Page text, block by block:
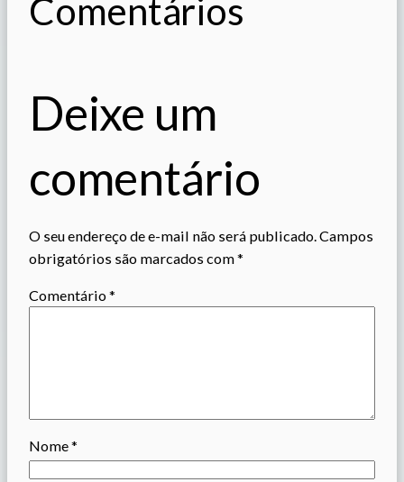
Comentários
Deixe um
comentário
O seu endereço de e-mail não será publicado.Campos
obrigatórios são marcados com*
Comentário*
Nome*